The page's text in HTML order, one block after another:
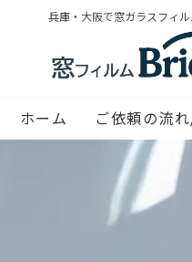
兵庫・大阪で窓ガラスフィ
ホーム ご依頼の流